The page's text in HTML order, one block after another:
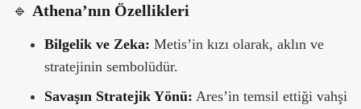
🔹 Athena’nın Özellikleri
Bilgelik ve Zeka: Metis’in kızı olarak, aklın ve
stratejinin sembolüdür.
Savaşın Stratejik Yönü: Ares’in temsil ettiği vahşi